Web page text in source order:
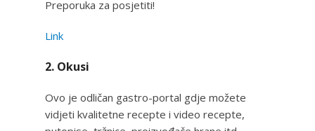
Preporuka za posjetiti!
Link
2. Okusi
Ovo je odličan gastro-portal gdje možete
vidjeti kvalitetne recepte i video recepte,